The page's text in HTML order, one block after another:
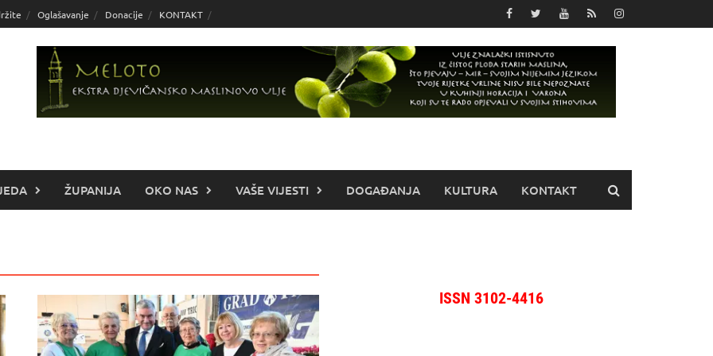
Oglašavanje Donacije KONTAKT
ŽUPANIJA OKO NAS VAŠE VIJESTI DOGAĐANJA KULTURA KONTAKT
ISSN 3102-4416